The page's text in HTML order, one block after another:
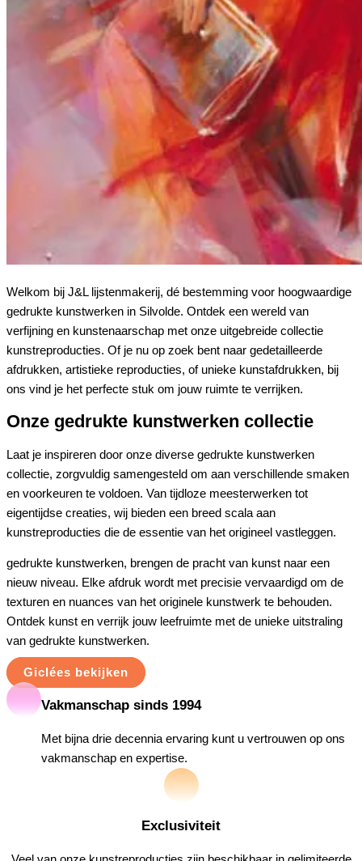
Welkom bij J&L lijstenmakerij, dé bestemming voor hoogwaardige
gedrukte kunstwerken in Silvolde. Ontdek een wereld van
verfijning en kunstenaarschap met onze uitgebreide collectie
kunstreproducties. Of je nu op zoek bent naar gedetailleerde
afdrukken, artistieke reproducties, of unieke kunstafdrukken, bij
ons vind je het perfecte stuk om jouw ruimte te verrijken.
Onze gedrukte kunstwerken collectie
Laat je inspireren door onze diverse gedrukte kunstwerken
collectie, zorgvuldig samengesteld om aan verschillende smaken
en voorkeuren te voldoen. Van tijdloze meesterwerken tot
eigentijdse creaties, wij bieden een breed scala aan
kunstreproducties die de essentie van het origineel vastleggen.
gedrukte kunstwerken, brengen de pracht van kunst naar een
nieuw niveau. Elke afdruk wordt met precisie vervaardigd om de
texturen en nuances van het originele kunstwerk te behouden.
Ontdek kunst en verrijk jouw leefruimte met de unieke uitstraling
van gedrukte kunstwerken.
Giclées bekijken
Vakmanschap sinds 1994
Met bijna drie decennia ervaring kunt u vertrouwen op ons
vakmanschap en expertise.
Exclusiviteit